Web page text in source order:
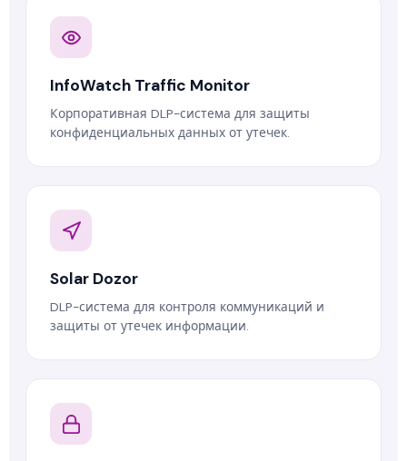
InfoWatch Traffic Monitor
Корпоративная DLP-система для защиты
конфиденциальных данных от утечек.
Solar Dozor
DLP-система для контроля коммуникаций и
защиты от утечек информации.